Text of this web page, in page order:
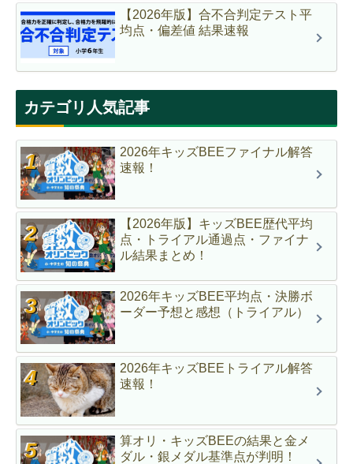
【2026年版】合不合判定テスト平
均点・偏差値 結果速報
カテゴリ人気記事
2026年キッズBEEファイナル解答
速報！
【2026年版】キッズBEE歴代平均
点・トライアル通過点・ファイナ
ル結果まとめ！
2026年キッズBEE平均点・決勝ボ
ーダー予想と感想（トライアル）
2026年キッズBEEトライアル解答
速報！
算オリ・キッズBEEの結果と金メ
ダル・銀メダル基準点が判明！